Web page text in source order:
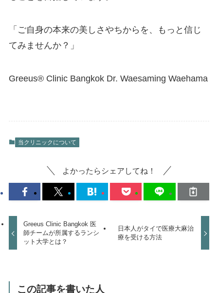
「ご自身の本来の美しさやちからを、もっと信じ
てみませんか？」
Greeus®︎ Clinic Bangkok Dr. Waesaming Waehama
当クリニックについて
よかったらシェアしてね！
Greeus Clinic Bangkok 医
師チームが所属するランシ
ット大学とは？
日本人がタイで医療大麻治
療を受ける方法
この記事を書いた人